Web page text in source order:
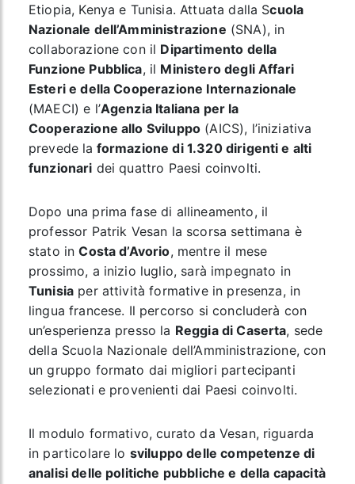
Etiopia, Kenya e Tunisia. Attuata dalla Scuola
Nazionale dell’Amministrazione (SNA), in
collaborazione con il Dipartimento della
Funzione Pubblica, il Ministero degli Affari
Esteri e della Cooperazione Internazionale
(MAECI) e l’Agenzia Italiana per la
Cooperazione allo Sviluppo (AICS), l’iniziativa
prevede la formazione di 1.320 dirigenti e alti
funzionari dei quattro Paesi coinvolti.
Dopo una prima fase di allineamento, il
professor Patrik Vesan la scorsa settimana è
stato inCosta d’Avorio, mentre il mese
prossimo, a inizio luglio, sarà impegnato in
Tunisia per attività formative in presenza, in
lingua francese. Il percorso si concluderà con
un’esperienza presso la Reggia di Caserta, sede
della Scuola Nazionale dell’Amministrazione, con
un gruppo formato dai migliori partecipanti
selezionati e provenienti dai Paesi coinvolti.
Il modulo formativo, curato da Vesan, riguarda
in particolare lo sviluppo delle competenze di
analisi delle politiche pubbliche e della capacità